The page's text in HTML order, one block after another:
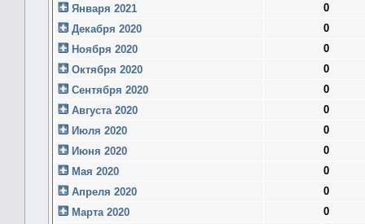
Января 2021
0
Декабря 2020
0
Ноября 2020
0
Октября 2020
0
Сентября 2020
0
Августа 2020
0
Июля 2020
0
Июня 2020
0
Мая 2020
0
Апреля 2020
0
Марта 2020
0